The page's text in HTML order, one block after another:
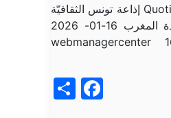
Quotidien 18-01-2026 إذاعة تونس الثقافيّة
16-01-2026 جريدة المغرب 16-01- 2026
webmanagercenter